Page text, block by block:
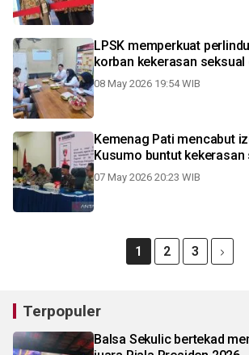
LPSK memperkuat
korban kekerasan seksual
08 May 2026 19:54 WIB
Kemenag Pati mencabut
Kusumo buntut kekerasan
07 May 2026 20:23 WIB
1 2 3
Terpopuler
Balsa Sekulic bertekad